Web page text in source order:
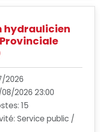
hydraulicien
2026
2026 23:00
15
Service public /